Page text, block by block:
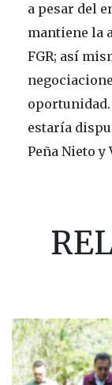
a pesar del
mantiene la
FGR; así
estaría
Peña Nieto y